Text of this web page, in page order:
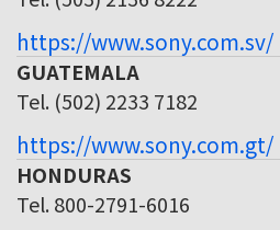
https://www.sony.com.sv/
GUATEMALA
Tel. (502) 2233 7182
https://www.sony.com.gt/
HONDURAS
Tel. 800-2791-6016